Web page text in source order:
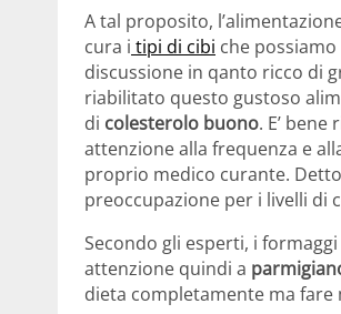
A tal proposito,
cura i tipi di cibi che
discussione in qanto ricco di
riabilitato questo gustoso
di colesterolo buono. E’
attenzione alla frequenza e
proprio medico curante.
preoccupazione per i livelli di
Secondo gli esperti, i
attenzione quindi a
dieta completamente ma